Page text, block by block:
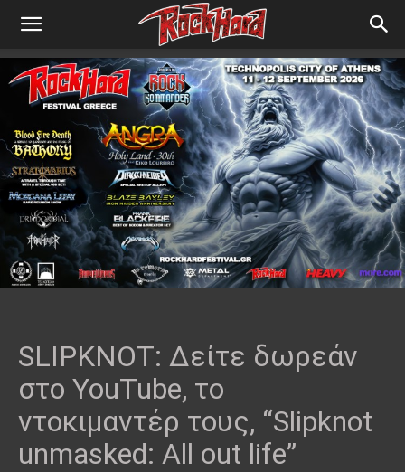
SLIPKNOT: Δείτε δωρεάν
στο YouTube, το
ντοκιμαντέρ τους, “Slipknot
unmasked: All out life”